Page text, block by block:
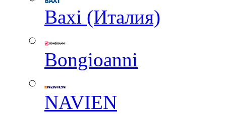
Baxi (Италия)
Вongioanni
NAVIEN